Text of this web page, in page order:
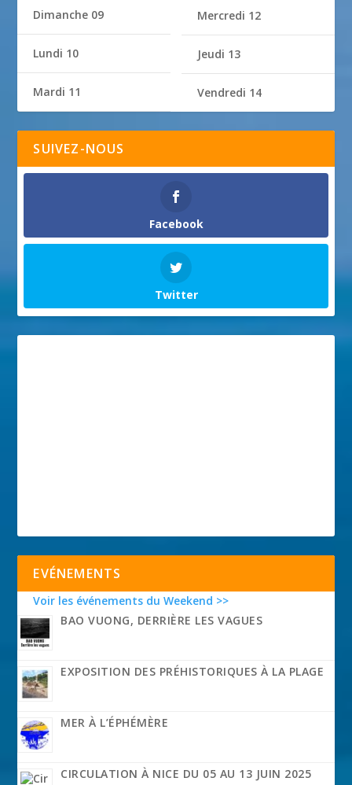
Dimanche 09
Lundi 10
Mardi 11
Mercredi 12
Jeudi 13
Vendredi 14
SUIVEZ-NOUS
Facebook
Twitter
EVÉNEMENTS
Voir les événements du Weekend >>
BAO VUONG, DERRIÈRE LES VAGUES
EXPOSITION DES PRÉHISTORIQUES À LA PLAGE
MER À L’ÉPHÉMÈRE
CIRCULATION À NICE DU 05 AU 13 JUIN 2025